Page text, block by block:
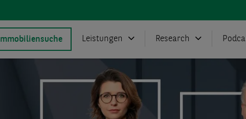
Immobiliensuche Leistungen Research